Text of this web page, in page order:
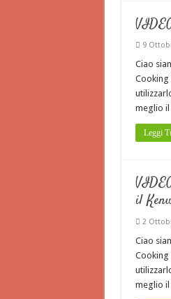
9
Ciao
Cooking
meglio
Leggi
il
2
Ciao
Cooking
meglio